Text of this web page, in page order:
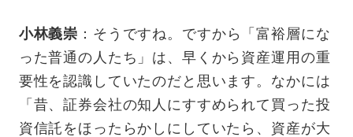
小林義崇 ：そうですね。ですから「富裕層にな
った普通の人たち」は、早くから資産運用の重
要性を認識していたのだと思います。なかには
「昔、証券会社の知人にすすめられて買った投
資信託をほったらかしにしていたら、資産が大